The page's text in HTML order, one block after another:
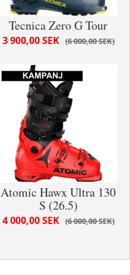
Tecnica Zero G Tour
6 000,00 SEK
3 900,00 SEK
Atomic Hawx Ultra 130
S (26.5)
6 000,00 SEK
4 000,00 SEK